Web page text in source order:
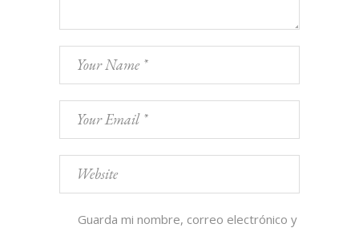
Guarda mi nombre, correo electrónico y